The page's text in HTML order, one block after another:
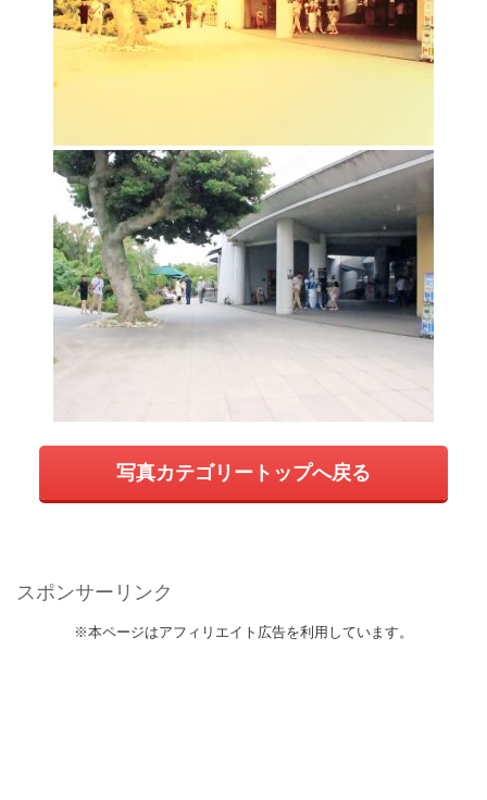
写真カテゴリートップへ戻る
スポンサーリンク
※本ページはアフィリエイト広告を利用しています。